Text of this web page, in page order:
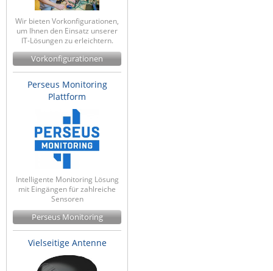
Wir bieten Vorkonfigurationen,
um Ihnen den Einsatz unserer
IT-Lösungen zu erleichtern.
Vorkonfigurationen
Perseus Monitoring
Plattform
Intelligente Monitoring Lösung
mit Eingängen für zahlreiche
Sensoren
Perseus Monitoring
Vielseitige Antenne